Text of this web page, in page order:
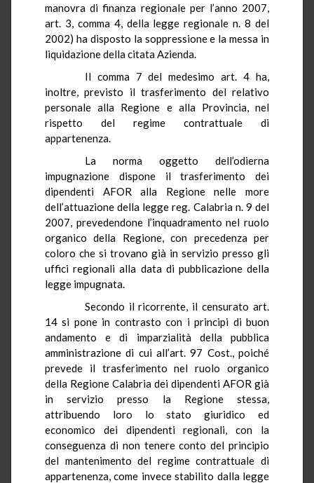
manovra di finanza regionale per l’anno 2007,
art. 3, comma 4, della legge regionale n. 8 del
2002) ha disposto la soppressione e la messa in
liquidazione della citata Azienda.
Il comma 7 del medesimo art.4 ha,
inoltre, previsto il trasferimento del relativo
personale alla Regione e alla Provincia, nel
rispetto del regime contrattuale di
appartenenza.
La norma oggetto dell’odierna
impugnazione dispone il trasferimento dei
dipendenti AFOR alla Regione nelle more
dell’attuazione della legge reg. Calabria n. 9 del
2007, prevedendone l’inquadramento nel ruolo
organico della Regione, con precedenza per
coloro che si trovano già in servizio presso gli
uffici regionali alla data di pubblicazione della
legge impugnata.
Secondo il ricorrente, il censurato art.
14 si pone in contrasto con i principi di buon
andamento e di imparzialità della pubblica
amministrazione di cui all’art. 97 Cost., poiché
prevede il trasferimento nel ruolo organico
della Regione Calabria dei dipendenti AFOR già
in servizio presso la Regionestessa,
attribuendo loro lo stato giuridico ed
economico dei dipendenti regionali, con la
conseguenza di non tenere conto del principio
del mantenimento del regime contrattuale di
appartenenza, come invece stabilito dalla legge